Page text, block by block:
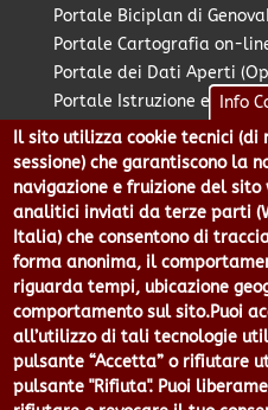
Portale Biciplan di
Portale Cartografia on-
Portale dei Dati Aperti
Portale Istruzione e
Portale Marketing
Portale Piano Strategico
Portale PUMS di
Portale Stazione Unica
Pratico: procedimenti e
Città Metropolitana di
Genova | CF:80007350103 -
Centralino 010 54991 Fax
Num.Verde 800
Info
Il sito utilizza cookie tecnici (di
sessione) che garantiscono la
navigazione e fruizione del sito
analitici inviati da terze parti
Italia) che consentono di
forma anonima, il
riguarda tempi, ubicazione
comportamento sul sito.Puoi
all’utilizzo di tali tecnologie
pulsante “Accetta” o rifiutare
pulsante "Rifiuta". Puoi